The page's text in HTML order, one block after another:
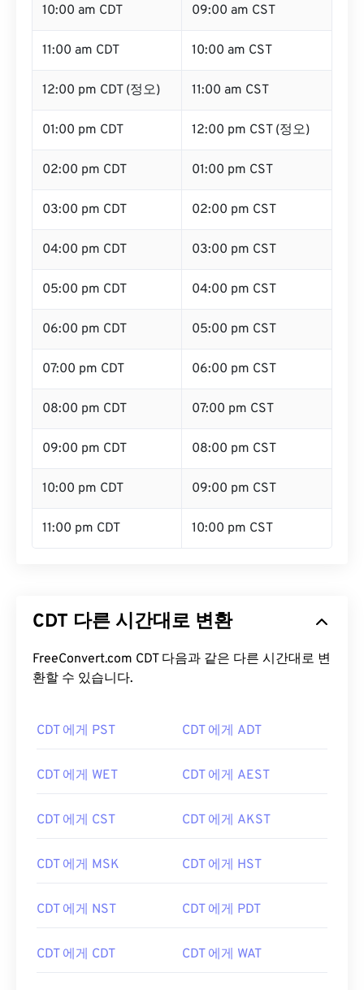
10:00 am CDT 09:00 am CST
11:00 am CDT 10:00 am CST
12:00 pm CDT (정오) 11:00 am CST
01:00 pm CDT 12:00 pm CST (정오)
02:00 pm CDT 01:00 pm CST
03:00 pm CDT 02:00 pm CST
04:00 pm CDT 03:00 pm CST
05:00 pm CDT 04:00 pm CST
06:00 pm CDT 05:00 pm CST
07:00 pm CDT 06:00 pm CST
08:00 pm CDT 07:00 pm CST
09:00 pm CDT 08:00 pm CST
10:00 pm CDT 09:00 pm CST
11:00 pm CDT 10:00 pm CST
CDT 다른 시간대로 변환
FreeConvert.com CDT 다음과 같은 다른 시간대로 변
환할 수 있습니다.
CDT 에게 PST CDT 에게 ADT
CDT 에게 WET CDT 에게 AEST
CDT 에게 CST CDT 에게 AKST
CDT 에게 MSK CDT 에게 HST
CDT 에게 NST CDT 에게 PDT
CDT 에게 CDT CDT 에게 WAT